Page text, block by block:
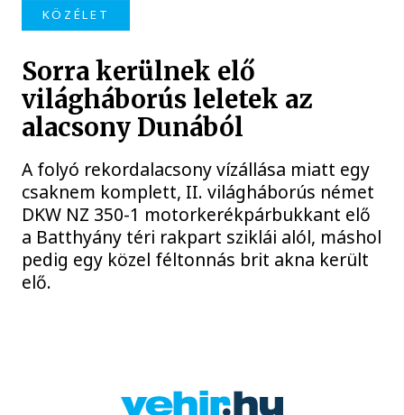
KÖZÉLET
Sorra kerülnek elő
világháborús leletek az
alacsony Dunából
A folyó rekordalacsony vízállása miatt egy
csaknem komplett, II. világháborús német
DKW NZ 350-1 motorkerékpárbukkant elő
a Batthyány téri rakpart sziklái alól, máshol
pedig egy közel féltonnás brit akna került
elő.